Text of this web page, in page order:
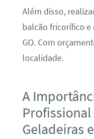
Além disso,
balcão fricorífico e
GO. Com
localidade.
A
Geladeiras